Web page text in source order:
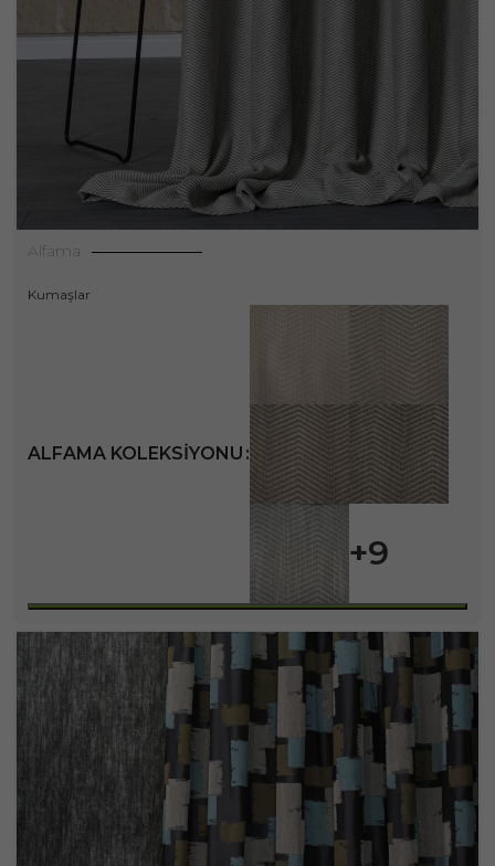
Alfama
Kumaşlar
ALFAMA KOLEKSIYONU
+9